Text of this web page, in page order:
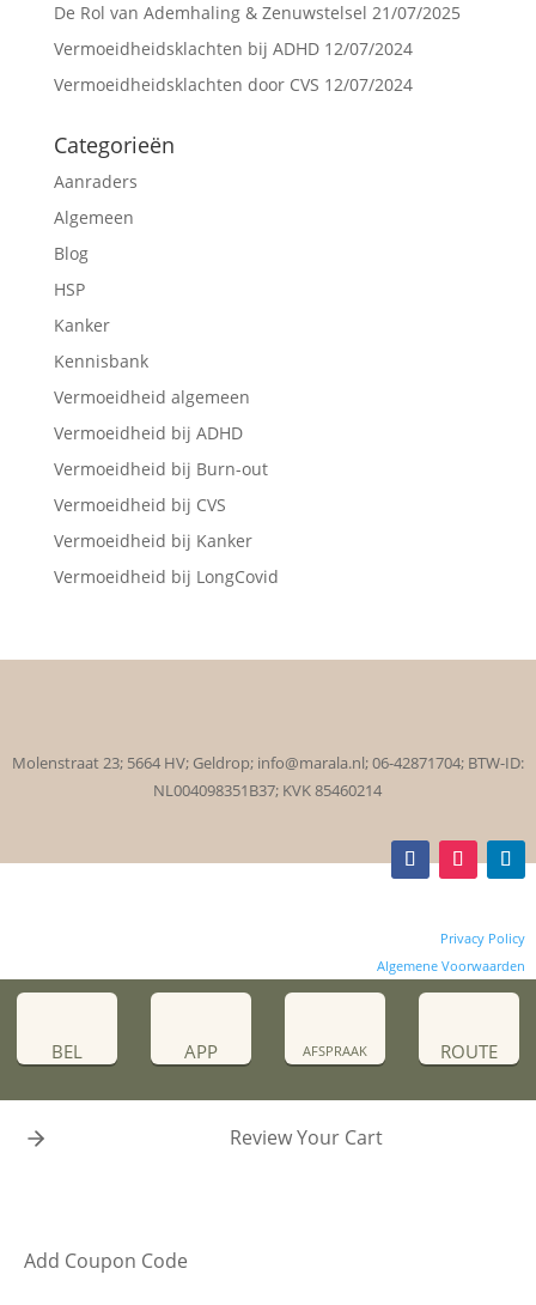
De Rol van Ademhaling & Zenuwstelsel 21/07/2025
Vermoeidheidsklachten bij ADHD 12/07/2024
Vermoeidheidsklachten door CVS 12/07/2024
Categorieën
Aanraders
Algemeen
Blog
HSP
Kanker
Kennisbank
Vermoeidheid algemeen
Vermoeidheid bij ADHD
Vermoeidheid bij Burn-out
Vermoeidheid bij CVS
Vermoeidheid bij Kanker
Vermoeidheid bij LongCovid
Molenstraat 23; 5664 HV; Geldrop; info@marala.nl; 06-42871704; BTW-ID:
NL004098351B37; KVK 85460214
Privacy Policy
Algemene Voorwaarden
BEL APP AFSPRAAK ROUTE
Review Your Cart
Add Coupon Code